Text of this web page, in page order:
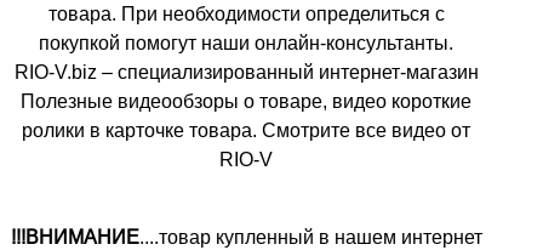
товара. При необходимости определиться с
покупкой помогут наши онлайн-консультанты.
RIO-V.biz – специализированный интернет-магазин
Полезные видеообзоры о товаре, видео короткие
ролики в карточке товара. Смотрите все видео от
RIO-V
!!!ВНИМАНИЕ....товар купленный в нашем интернет